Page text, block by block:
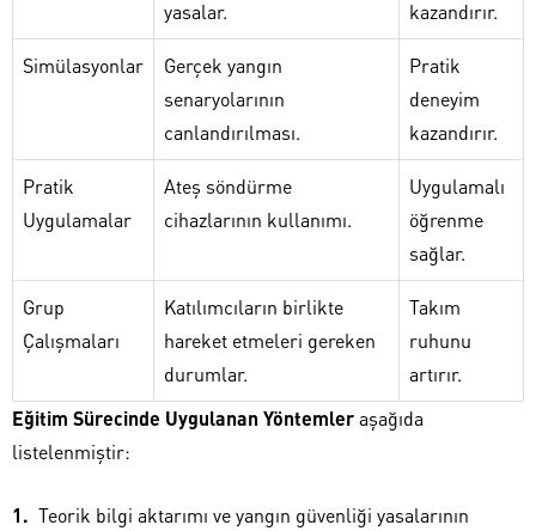
yasalar.
kazandırır.
Simülasyonlar
Gerçek yangın
senaryolarının
canlandırılması.
Pratik
deneyim
kazandırır.
Pratik
Uygulamalar
Ateş söndürme
cihazlarının kullanımı.
Uygulamalı
öğrenme
sağlar.
Grup
Çalışmaları
Katılımcıların birlikte
hareket etmeleri gereken
durumlar.
Takım
ruhunu
artırır.
Eğitim Sürecinde Uygulanan Yöntemleraşağıda
listelenmiştir:
Teorik bilgi aktarımı ve yangın güvenliği yasalarının